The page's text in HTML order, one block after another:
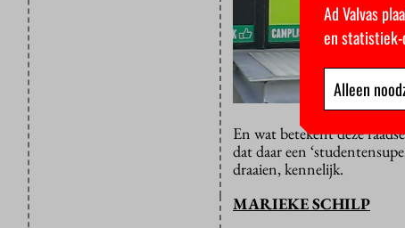
En wat betekent deze
dat daar een
draaien, kennelijk.
MARIEKE SCHILP
Ad Valvas
en statistiek-
Alleen